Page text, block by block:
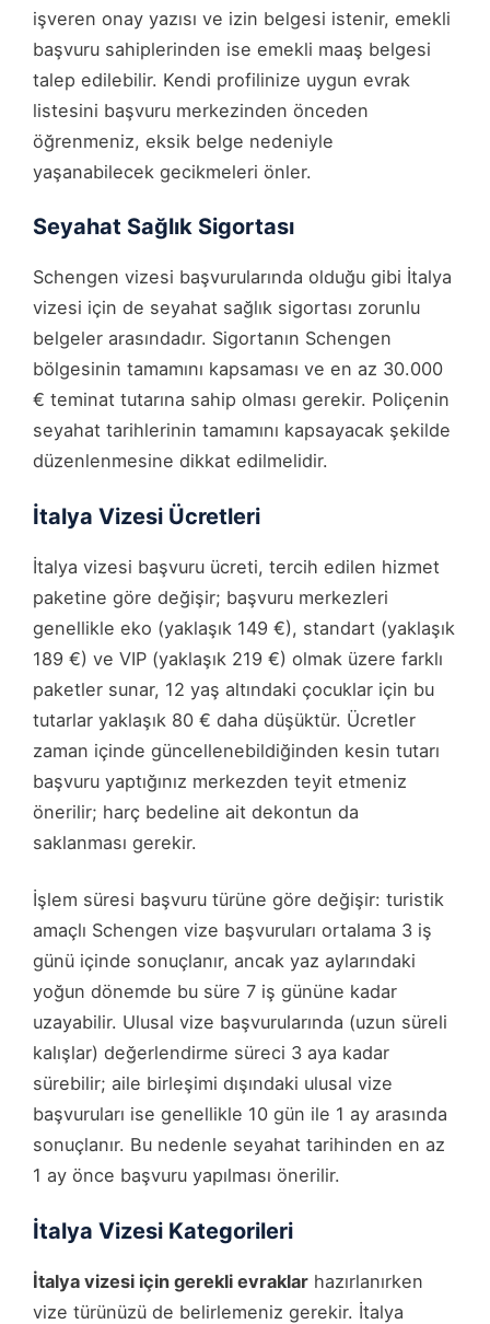
işveren onay yazısı ve izin belgesi istenir, emekli
başvuru sahiplerinden ise emekli maaş belgesi
talep edilebilir. Kendi profilinize uygun evrak
listesini başvuru merkezinden önceden
öğrenmeniz, eksik belge nedeniyle
yaşanabilecek gecikmeleri önler.
Seyahat Sağlık Sigortası
Schengen vizesi başvurularında olduğu gibi İtalya
vizesi için de seyahat sağlık sigortası zorunlu
belgeler arasındadır. Sigortanın Schengen
bölgesinin tamamını kapsaması ve en az 30.000
€ teminat tutarına sahip olması gerekir. Poliçenin
seyahat tarihlerinin tamamını kapsayacak şekilde
düzenlenmesine dikkat edilmelidir.
İtalya Vizesi Ücretleri
İtalya vizesi başvuru ücreti, tercih edilen hizmet
paketine göre değişir; başvuru merkezleri
genellikle eko (yaklaşık 149 €), standart (yaklaşık
189 €) ve VIP (yaklaşık 219 €) olmak üzere farklı
paketler sunar, 12 yaş altındaki çocuklar için bu
tutarlar yaklaşık 80 € daha düşüktür. Ücretler
zaman içinde güncellenebildiğinden kesin tutarı
başvuru yaptığınız merkezden teyit etmeniz
önerilir; harç bedeline ait dekontun da
saklanması gerekir.
İşlem süresi başvuru türüne göre değişir: turistik
amaçlı Schengen vize başvuruları ortalama 3 iş
günü içinde sonuçlanır, ancak yaz aylarındaki
yoğun dönemde bu süre 7 iş gününe kadar
uzayabilir. Ulusal vize başvurularında (uzun süreli
kalışlar) değerlendirme süreci 3 aya kadar
sürebilir; aile birleşimi dışındaki ulusal vize
başvuruları ise genellikle 10 gün ile 1 ay arasında
sonuçlanır. Bu nedenle seyahat tarihinden en az
1 ay önce başvuru yapılması önerilir.
İtalya Vizesi Kategorileri
İtalya vizesi için gerekli evraklar hazırlanırken
vize türünüzü de belirlemeniz gerekir. İtalya